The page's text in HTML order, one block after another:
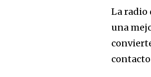
La radio
una